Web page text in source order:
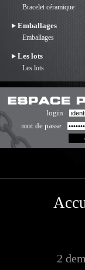
Bracelet céramique
Emballages
Emballages
Les lots
Les lots
login
mot de passe
2